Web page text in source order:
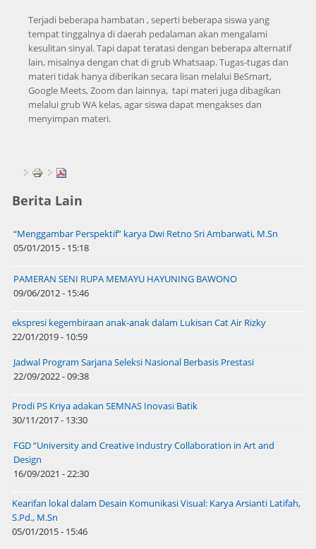
Terjadi beberapa hambatan , seperti beberapa siswa yang
tempat tinggalnya di daerah pedalaman akan mengalami
kesulitan sinyal. Tapi dapat teratasi dengan beberapa alternatif
lain, misalnya dengan chat di grub Whatsaap. Tugas-tugas dan
materi tidak hanya diberikan secara lisan melalui BeSmart,
Google Meets, Zoom dan lainnya, tapi materi juga dibagikan
melalui grub WA kelas, agar siswa dapat mengakses dan
menyimpan materi.
Berita Lain
“Menggambar Perspektif” karya Dwi Retno Sri Ambarwati, M.Sn
05/01/2015 - 15:18
PAMERAN SENI RUPA MEMAYU HAYUNING BAWONO
09/06/2012 - 15:46
ekspresi kegembiraan anak-anak dalam Lukisan Cat Air Rizky
22/01/2019 - 10:59
Jadwal Program Sarjana Seleksi Nasional Berbasis Prestasi
22/09/2022 - 09:38
Prodi PS Kriya adakan SEMNAS Inovasi Batik
30/11/2017 - 13:30
FGD “University and Creative Industry Collaboration in Art and
Design
16/09/2021 - 22:30
Kearifan lokal dalam Desain Komunikasi Visual: Karya Arsianti Latifah,
S.Pd., M.Sn
05/01/2015 - 15:46